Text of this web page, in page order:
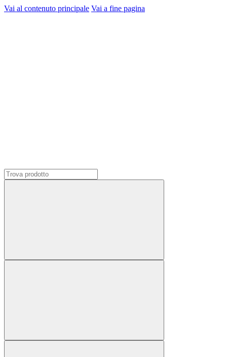
Vai al contenuto principale Vai a fine pagina